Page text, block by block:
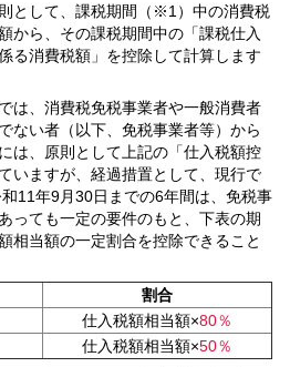
として、課税期間（※1）中の消費税
から、その課税期間中の「課税仕入
る消費税額」を控除して計算します
は、消費税免税事業者や一般消費者
ない者（以下、免税事業者等）から
は、原則として上記の「仕入税額控
いますが、経過措置として、現行で
11年9月30日までの6年間は、免税事
っても一定の要件のもと、下表の期
相当額の一定割合を控除できること
割合
仕入税額相当額×80％
仕入税額相当額×50％